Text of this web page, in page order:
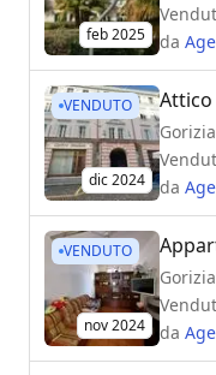
feb 2025
da
VENDUTO
dic 2024
Attico
da
VENDUTO
nov 2024
da